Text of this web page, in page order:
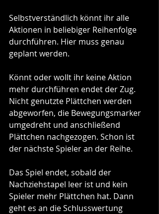
Selbstverständlich könnt ihr alle
Aktionen in beliebiger Reihenfolge
durchführen. Hier muss genau
geplant werden.
Könnt oder wollt ihr keine Aktion
mehr durchführen endet der Zug.
Nicht genutzte Plättchen werden
abgeworfen, die Bewegungsmarker
umgedreht und anschließend
Plättchen nachgezogen. Schon ist
der nächste Spieler an der Reihe.
Das Spiel endet, sobald der
Nachziehstapel leer ist und kein
Spieler mehr Plättchen hat. Dann
geht es an die Schlusswertung